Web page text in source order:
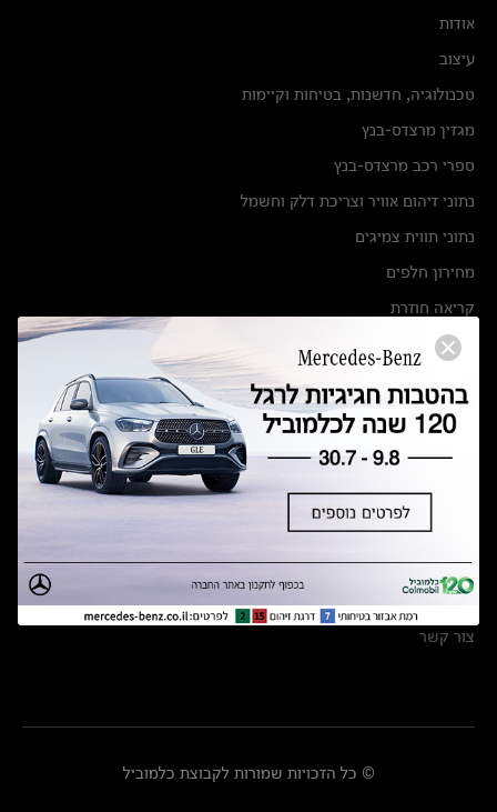
אודות
עיצוב
טכנולוגיה, חדשנות, בטיחות וקיימות
מגזין מרצדס-בנץ
ספרי רכב מרצדס-בנץ
נתוני זיהום אוויר וצריכת דלק וחשמל
נתוני תווית צמיגים
מחירון חלפים
קריאה חוזרת
הודעה על הטבות לרכבי מרצדס בהסדר פשרה בתצ 56447-02-19
תקנון ימי מכירות 120 לכלמוביל
מצאו אותנו
אולמות תצוגה
מרכזי שירות
צור קשר
© כל הזכויות שמורות לקבוצת כלמוביל